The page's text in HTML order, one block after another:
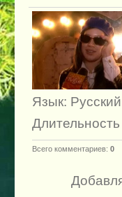
Язык: Русский
Всего комментариев: 0